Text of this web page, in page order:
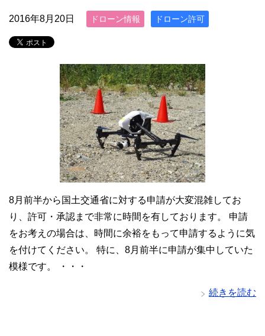
2016年8月20日 ドローン情報 ドローン許可
8月前半から国土交通省に対する申請が大変混雑してお
り、許可・承認まで非常に時間を有しております。 申請
をお考えの場合は、時間に余裕をもって申請するように気
を付けてください。 特に、8月前半に申請が集中していた
模様です。 ・・・
続きを読む